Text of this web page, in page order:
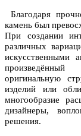
Благодаря
камень был
При создании
различных
искусственными
оригинальную
изделий или
многообразие
дизайнеры,
решения.